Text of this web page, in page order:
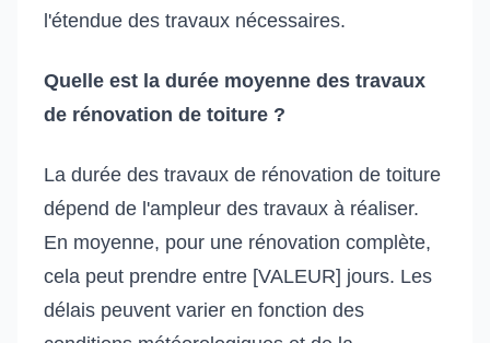
l'étendue des travaux nécessaires.
Quelle est la durée moyenne des travaux
de rénovation de toiture ?
La durée des travaux de rénovation de toiture
dépend de l'ampleur des travaux à réaliser.
En moyenne, pour une rénovation complète,
cela peut prendre entre [VALEUR] jours. Les
délais peuvent varier en fonction des